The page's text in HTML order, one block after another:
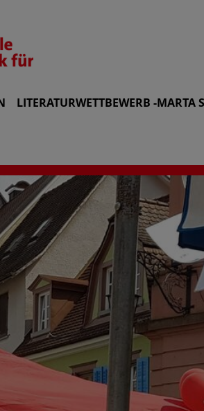
LITERATURWETTBEWERB -MARTA